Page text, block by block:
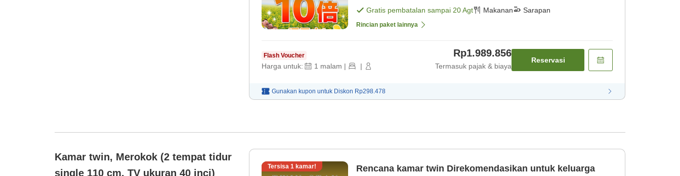
Gratis pembatalan sampai 20 Agt Makanan Sarapan
Rincian paket lainnya
Flash Voucher
Harga untuk: 1 malam | |
Rp1.989.856
Termasuk pajak & biaya
Reservasi
Gunakan kupon untuk Diskon Rp298.478
Kamar twin, Merokok (2 tempat tidur
single 110 cm, TV ukuran 40 inci)
Tersisa 1 kamar!
Rencana kamar twin Direkomendasikan untuk keluarga